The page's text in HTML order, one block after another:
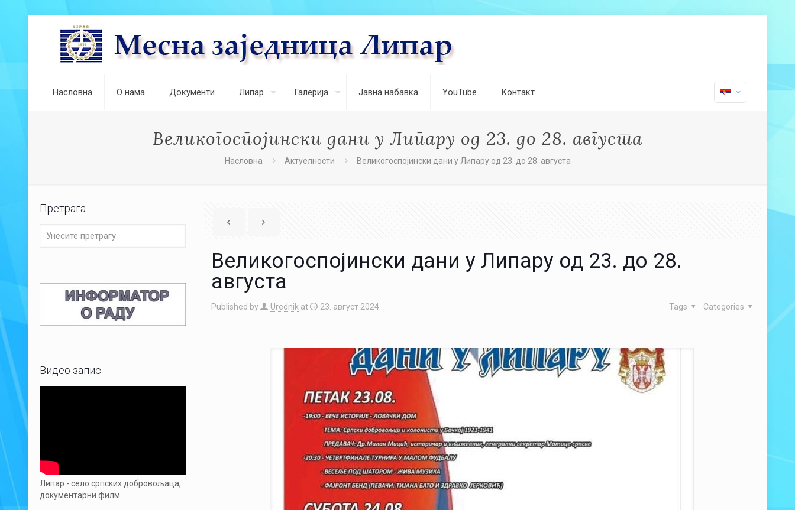
Насловна О нама Документи Липар Галерија Јавна набавка YouTube Контакт
Великогоспојински дани у Липару од 23. до 28. августа
Насловна Актуелности Великогоспојински дани у Липару од 23. до 28. августа
Великогоспојински дани у Липару од 23. до 28.
августа
Published by Urednik at 23. август 2024. Categories
Tags
Претрага
Видео запис
Липар - село српских добровољаца,
документарни филм